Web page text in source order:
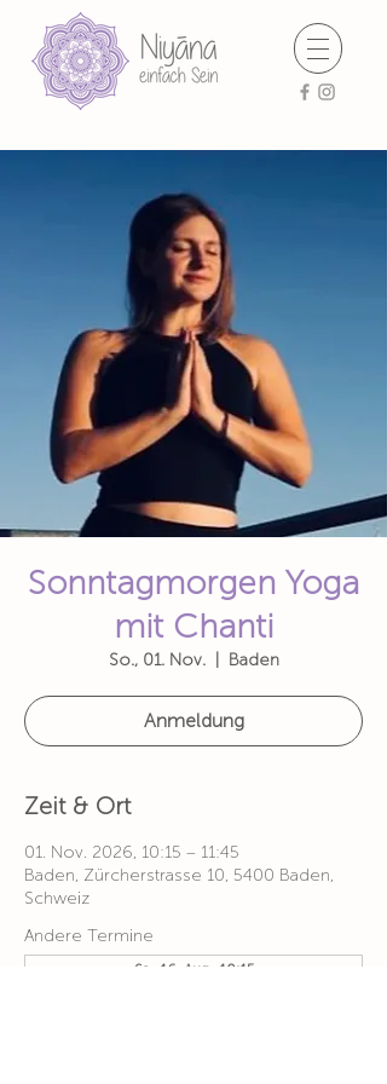
Sonntagmorgen Yoga
mit Chanti
So., 01. Nov.
  |
Baden
Anmeldung
Zeit & Ort
01. Nov. 2026, 10:15 – 11:45
Baden, Zürcherstrasse 10, 5400 Baden,
Schweiz
Andere Termine
So., 16. Aug., 10:15